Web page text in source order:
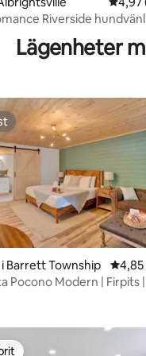
Riverside
Lägenheter
betyg, 224 omdömen
Barrett Township 4,85
4,85
Pocono Modern | Firpits |